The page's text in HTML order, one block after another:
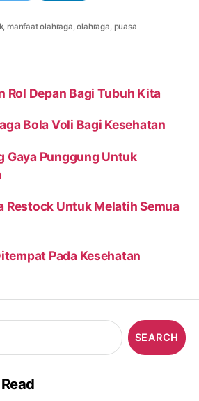
, manfaat olahraga,olahraga, puasa
Rol Depan Bagi Tubuh Kita
Bola Voli Bagi Kesehatan
Gaya Punggung Untuk
Restock Untuk Melatih Semua
Pada Kesehatan